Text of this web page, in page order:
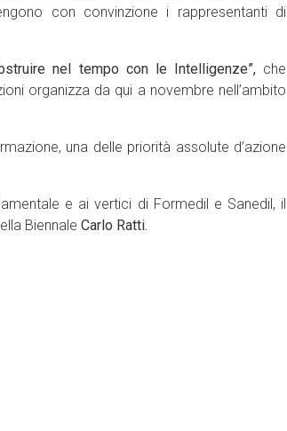
con convinzione i rappresentanti di
nel tempo con le Intelligenze”, che
organizza da qui a novembre nell’ambito
una delle priorità assolute d’azione
e ai vertici di Formedil e Sanedil, il
Biennale Carlo Ratti.